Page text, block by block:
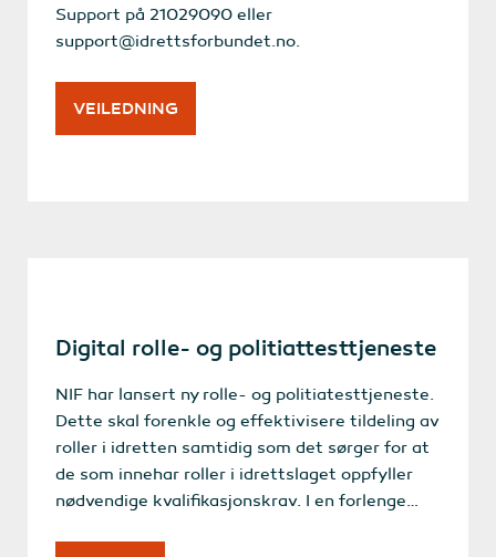
Support på 21029090 eller
support@idrettsforbundet.no.
VEILEDNING
Digital rolle- og politiattesttjeneste
NIF har lansert ny rolle- og politiatesttjeneste.
Dette skal forenkle og effektivisere tildeling av
roller i idretten samtidig som det sørger for at
de som innehar roller i idrettslaget oppfyller
nødvendige kvalifikasjonskrav. I en forlenge…